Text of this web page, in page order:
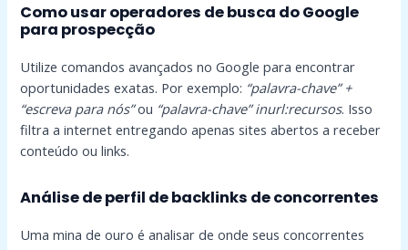
Como usar operadores de busca do Google
para prospecção
Utilize comandos avançados no Google para encontrar
oportunidades exatas. Por exemplo: “palavra-chave” +
“escreva para nós”ou “palavra-chave” inurl:recursos. Isso
filtra a internet entregando apenas sites abertos a receber
conteúdo ou links.
Análise de perfil de backlinks de concorrentes
Uma mina de ouro é analisar de onde seus concorrentes